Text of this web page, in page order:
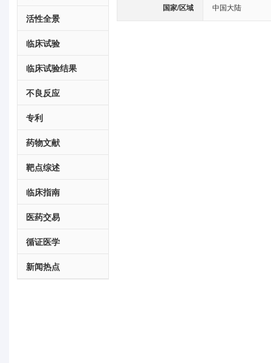
活性全景
临床试验
临床试验结果
不良反应
专利
药物文献
靶点综述
临床指南
医药交易
循证医学
新闻热点
国家/区域 中国大陆